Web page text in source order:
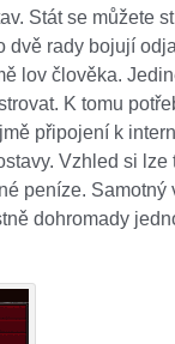
Stát se můžete
dvě rady bojují
lov člověka.
K tomu
připojení k
Vzhled si lze
peníze. Samotný
dohromady